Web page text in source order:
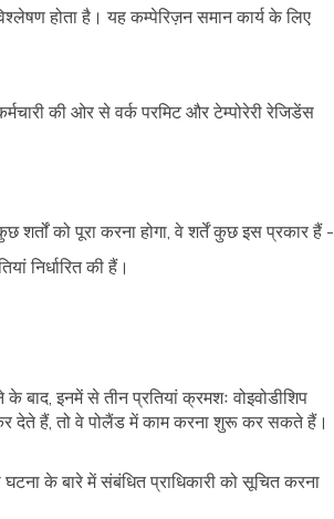
होता है। यह कम्पेरिज़न समान कार्य के लिए
की ओर से वर्क परमिट और टेम्पोरेरी रेजिडेंस
को पूरा करना होगा, वे शर्तें कुछ इस प्रकार हैं -
निर्धारित की हैं।
बाद, इनमें से तीन प्रतियां क्रमशः वोइवोडीशिप
कर देते हैं, तो वे पोलैंड में काम करना शुरू कर सकते हैं।
के बारे में संबंधित प्राधिकारी को सूचित करना